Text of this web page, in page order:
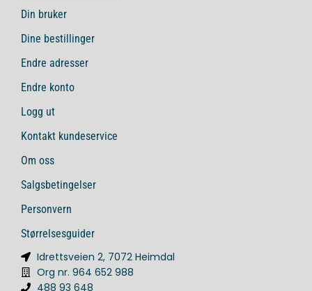
Din bruker
Dine bestillinger
Endre adresser
Endre konto
Logg ut
Kontakt kundeservice
Om oss
Salgsbetingelser
Personvern
Størrelsesguider
Idrettsveien 2, 7072 Heimdal
Org nr. 964 652 988
488 93 648